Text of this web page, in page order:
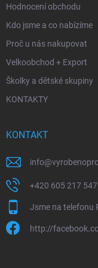
Hodnocení obchodu
Kdo jsme a co nabízíme
Proč u nás nakupovat
Velkoobchod + Export
Školky a dětské skupiny
KONTAKTY
KONTAKT
info@
+420 605 217 547
Jsme na telefonu
http://